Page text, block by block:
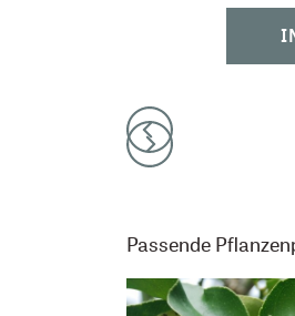
Passende